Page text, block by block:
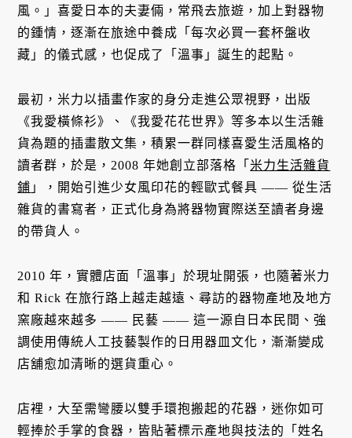
風。」喜愛日本的夫妻倆，常飛去旅遊，加上對器物
的鍾情，逐漸在旅途中養成「每次必買一套杯盤收
藏」的儀式感，也促成了「溫事」誕生的起點。
最初，米力以插畫作家的身分走進公眾視野， 出版
《我愛橫條衫》、《我愛花花世界》等多本以生活雜
貨為題的插畫散文集，積累一群同樣喜愛生活風格的
讀者群，於是，2008 年她創立部落格「 米力生活雜貨
鋪 」，開始引進少女風印花的輕歐式餐具 —— 從生活
雜貨的書寫者，正式化身為將器物實際送至讀者身邊
的帶貨人。
2010 年，實體店面「溫事」於現址開張，也隨著米力
和 Rick 在旅行路上越走越遠、尋訪的器物產地及地方
窯廠越來越多 —— 民藝 —— 這一源自日本民間、強
調使用傳統人工技藝製作的日用器皿文化，漸漸變成
店舖愈加清晰的選貨重心。
店裡，大至需彎腰以雙手環抱搬起的花器，迷你如可
輕捧於手掌的食器，皆貼著標示產地與技法的「姓名